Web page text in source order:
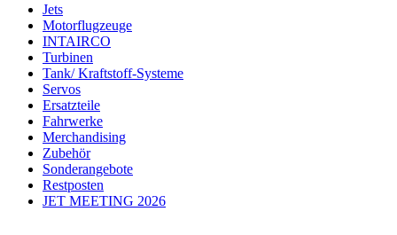
Jets
Motorflugzeuge
INTAIRCO
Turbinen
Tank/ Kraftstoff-Systeme
Servos
Ersatzteile
Fahrwerke
Merchandising
Zubehör
Sonderangebote
Restposten
JET MEETING 2026